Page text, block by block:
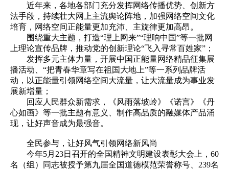
近年来，各地各部门充分发挥网络传播优势、创新方
法手段，持续壮大网上主流舆论阵地，加强网络空间文化
培育，网络空间正能量更加充沛、主旋律更加高昂。
围绕重大主题，打造“理上网来”“理响中国”等一批网
上理论宣传品牌，推动党的创新理论“飞入寻常百姓家”；
发挥多元主体力量，开展中国正能量网络精品征集展
播活动、“把青春华章写在祖国大地上”等一系列品牌活
动，以正能量引领网络空间大流量，让大流量成为事业发
展新增量；
回应人民群众新需求，《风雨落坡岭》《诺言》《丹
心如画》等一批主题有意义、制作高品质的融媒体产品涌
现，让好声音成为最强音。
全民参与，让好风气引领网络新风尚
今年5月23日召开的全国精神文明建设表彰大会上，60
名（组）同志被授予第九届全国道德模范荣誉称号、239名